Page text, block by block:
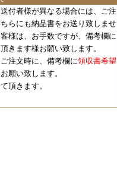
付者様が異なる場合には、 ご注
らにも納品書をお送り致しませ
様は、お手数ですが、備考欄に
きます様お願い致します。
注文時に、備考欄に領収書希望
願い致します。
頂きます。